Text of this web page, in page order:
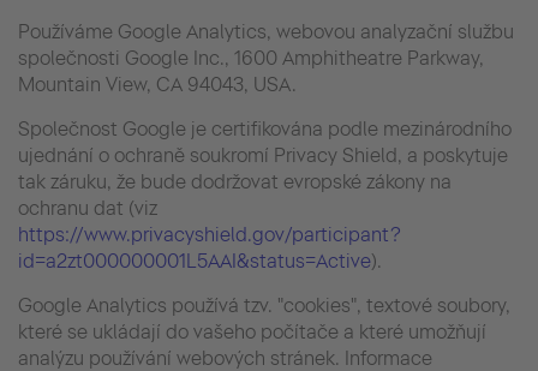
Používáme Google Analytics, webovou analyzační službu
společnosti Google Inc., 1600 Amphitheatre Parkway,
Mountain View, CA 94043, USA.
Společnost Google je certifikována podle mezinárodního
ujednání o ochraně soukromí Privacy Shield, a poskytuje
tak záruku, že bude dodržovat evropské zákony na
ochranu dat (viz
https://www.privacyshield.gov/participant?
id=a2zt000000001L5AAI&status=Active).
Google Analytics používá tzv. "cookies", textové soubory,
které se ukládají do vašeho počítače a které umožňují
analýzu používání webových stránek. Informace